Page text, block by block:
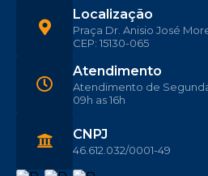
Localização
Praça Dr. Anisio José
CEP: 15130-065
Atendimento
Atendimento de
09h as 16h
CNPJ
46.612.032/0001-49